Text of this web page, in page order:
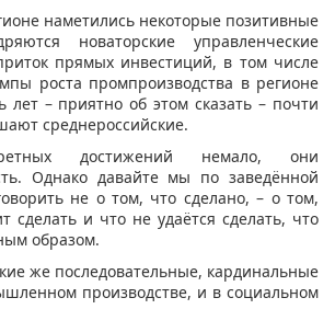
наметились некоторые позитивные
новаторские управленческие
прямых инвестиций, в том числе
роста промпроизводства в регионе
лет – приятно об этом сказать – почти
среднероссийские.
достижений немало, они
Однако давайте мы по заведённой
не о том, что сделано, – о том,
сделать и что не удаётся сделать, что
образом.
же последовательные, кардинальные
производстве, и в социальном